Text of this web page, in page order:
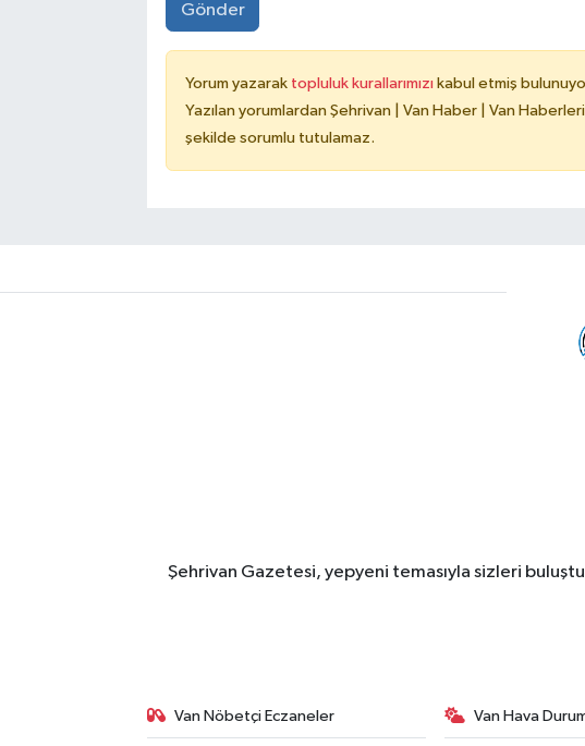
Gönder
Yorum yazarak topluluk kurallarımızı kabul etmiş
Yazılan yorumlardan Şehrivan | Van Haber | Van
şekilde sorumlu tutulamaz.
Şehrivan Gazetesi, yepyeni temasıyla sizleri
Van Nöbetçi Eczaneler Van Hava